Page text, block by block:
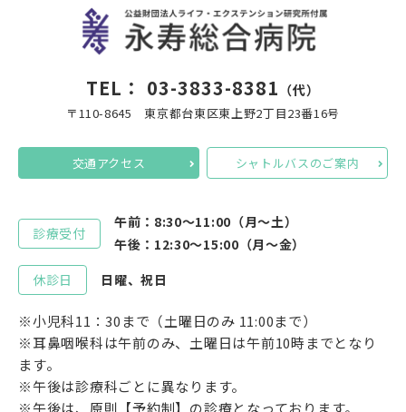
TEL： 03-3833-8381 （代）
〒110-8645 東京都台東区東上野2丁目23番16号
交通アクセス シャトルバスのご案内
診療受付
午前：8:30～11:00（月～土）
午後：12:30～15:00（月～金）
休診日
日曜、祝日
※小児科11：30まで（土曜日のみ 11:00まで）
※耳鼻咽喉科は午前のみ、土曜日は午前10時までとなり
ます。
※午後は診療科ごとに異なります。
※午後は、原則【予約制】の診療となっております。